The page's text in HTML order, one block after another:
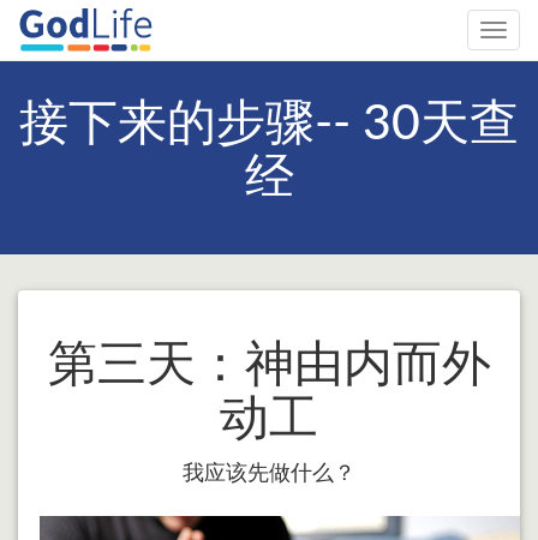
接下来的步骤-- 30天查
经
第三天：神由内而外
动工
我应该先做什么？